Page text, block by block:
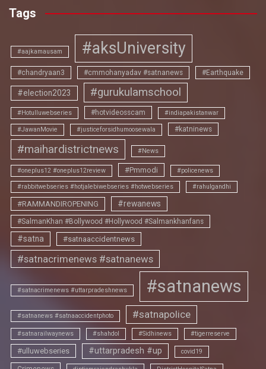
Tags
#aajkamausam #aksUniversity
#chandryaan3 #cmmohanyadav #satnanews #Earthquake
#election2023 #gurukulamschool
#Hotulluwebseries #hotvideosscam #indiapakistanwar
#JawanMovie #justiceforsidhumoosewala #katninews
#maihardistrictnews #News
#oneplus12 #oneplus12review #Pmmodi #policenews
#rabbitwebseries #hotjalebiwebseries #hotwebseries #rahulgandhi
#RAMMANDIROPENING #rewanews
#SalmanKhan #Bollywood #Hollywood #Salmankhanfans
#satna #satnaaccidentnews
#satnacrimenews #satnanews
#satnacrimenews #uttarpradeshnews #satnanews
#satnanews #satnaaccidentphoto #satnapolice
#satnarailwaynews #shahdol #Sidhinews #tigerreserve
#ulluwebseries #uttarpradesh #up covid19